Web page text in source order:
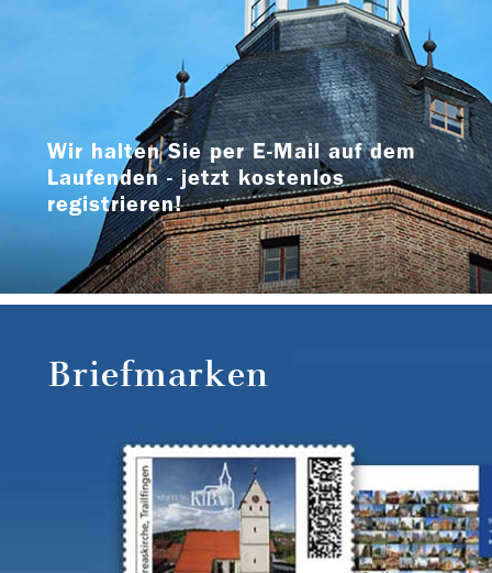
Wir halten Sie per E-Mail auf dem
Laufenden - jetzt kostenlos
registrieren!
Briefmarken